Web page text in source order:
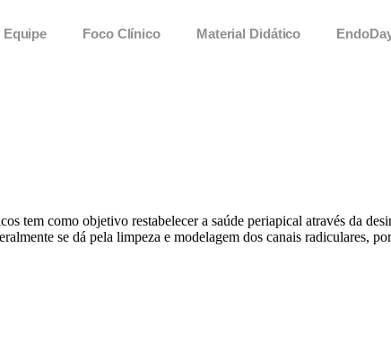
Equipe Foco Clínico Material Didático
tem como objetivo restabelecer a saúde periapical através da
se dá pela limpeza e modelagem dos canais radiculares,